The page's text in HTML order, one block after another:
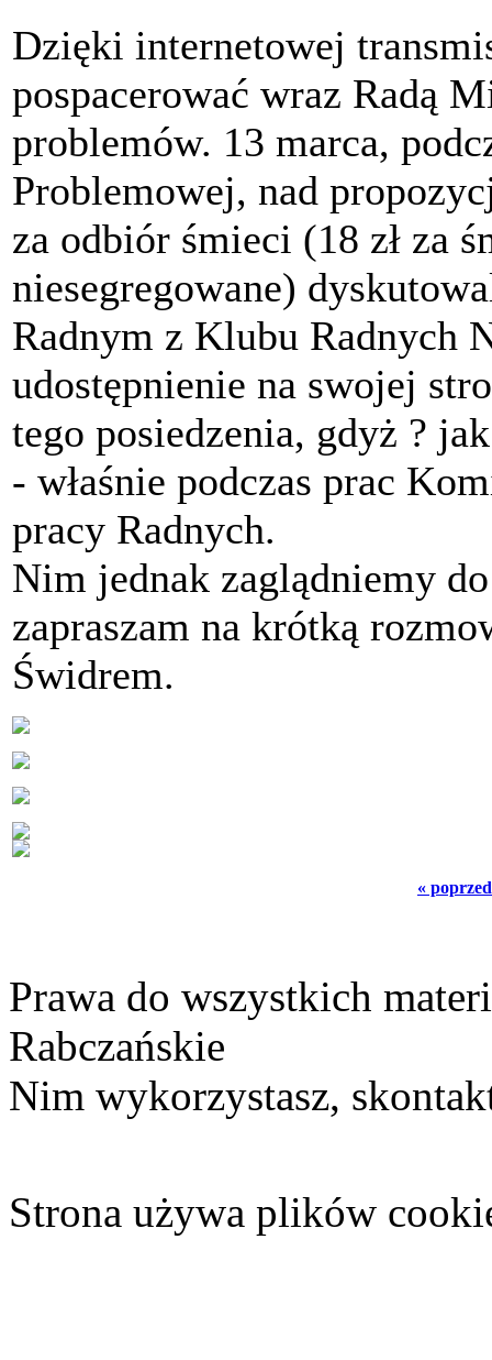
Dzięki internetowej
pospacerować wraz Radą
problemów. 13 marca,
Problemowej, nad
za odbiór śmieci (18 zł za
niesegregowane)
Radnym z Klubu Radnych
udostępnienie na swojej
tego posiedzenia, gdyż ?
- właśnie podczas prac
pracy Radnych.
Nim jednak zaglądniemy
zapraszam na krótką
Świdrem.
«
Prawa do wszystkich
Rabczańskie
Nim wykorzystasz,
Strona używa plików